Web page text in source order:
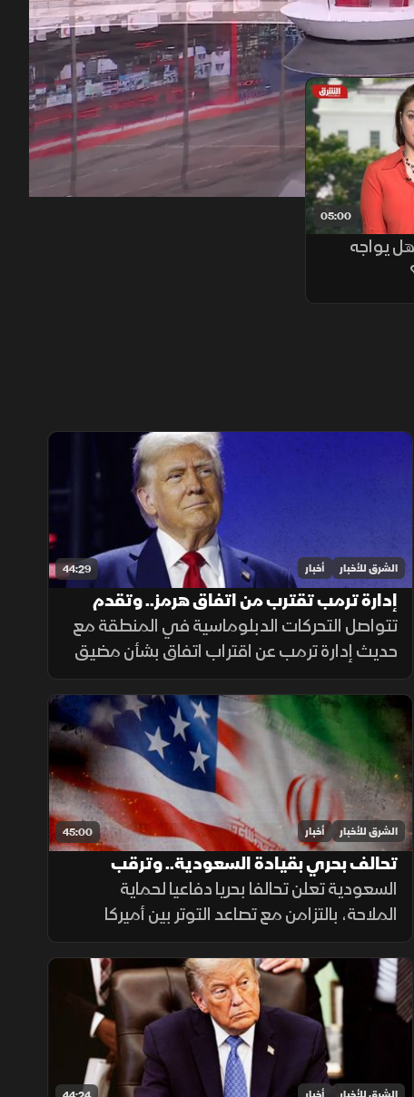
00:12/44:55
05:00
هل يواجه
44:29 الشرق للأخبار أخبار
إدارة ترمب تقترب من اتفاق هرمز.. وتقدم
بمفاوضات طهران
تتواصل التحركات الدبلوماسية في المنطقة مع
حديث إدارة ترمب عن اقتراب اتفاق بشأن مضيق
هرمز وتأكيد إيران إحراز تقدم في مفاوضات
مسقط، بالتزامن مع تطورات في مفاوضات
لبنان وإسرائيل ومستجدات العمليات في غزة.
45:00 الشرق للأخبار أخبار
تحالف بحري بقيادة السعودية.. وترقب
لتصعيد أميركي ضد إيران
السعودية تعلن تحالفا بحريا دفاعيا لحماية
الملاحة، بالتزامن مع تصاعد التوتر بين أميركا
وإيران. وفي لبنان تتواصل جهود تثبيت الاستقرار،
بينما تحقق الميزانية السعودية تحسنا مع تراجع
العجز.